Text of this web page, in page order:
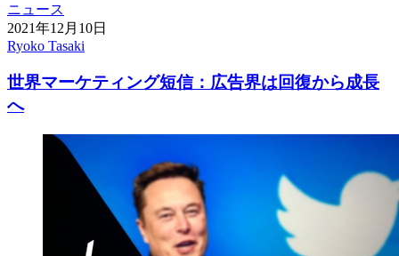
ニュース
2021年12月10日
Ryoko Tasaki
世界マーケティング短信：広告界は回復から成長
へ